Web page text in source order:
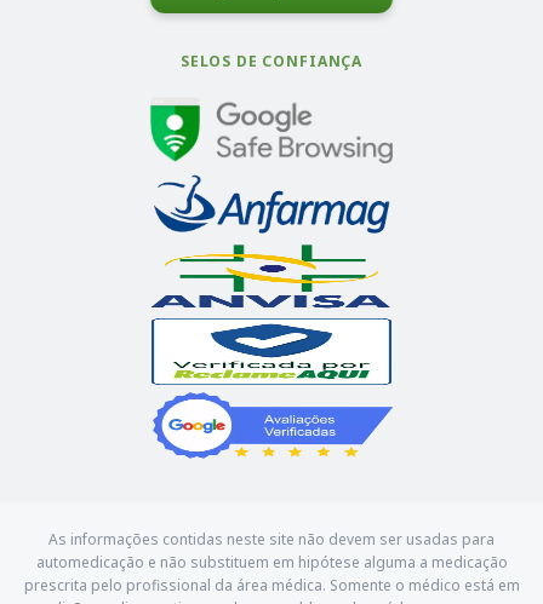
As informações contidas neste site não devem ser usadas para
automedicação e não substituem em hipótese alguma a medicação
prescrita pelo profissional da área médica. Somente o médico está em
SELOS DE CONFIANÇA